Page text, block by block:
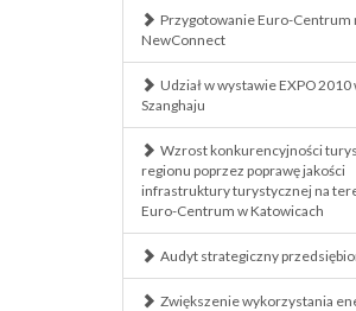
Przygotowanie Euro-Centrum
NewConnect
Udział w wystawie EXPO 2010
Szanghaju
Wzrost konkurencyjności
regionu poprzez poprawę jakości
infrastruktury turystycznej na
Euro-Centrum w Katowicach
Audyt strategiczny
Zwiększenie wykorzystania